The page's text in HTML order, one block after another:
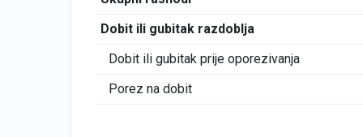
Dobit ili gubitak razdoblja
Dobit ili gubitak prije oporezivanja
Porez na dobit